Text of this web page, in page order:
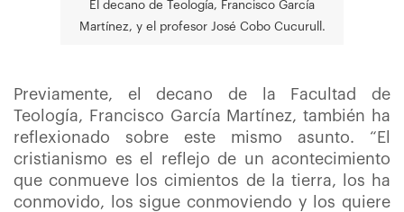
El decano de Teología, Francisco García
Martínez, y el profesor José Cobo Cucurull.
Previamente, el decano de la Facultad de
Teología, Francisco García Martínez, también ha
reflexionado sobre este mismo asunto. “El
cristianismo es el reflejo de un acontecimiento
que conmueve los cimientos de la tierra, los ha
conmovido, los sigue conmoviendo y los quiere